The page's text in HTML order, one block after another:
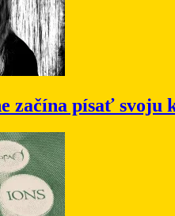
začína písať svoju